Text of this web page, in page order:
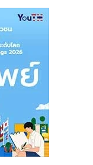
ตรทองฉบับ
เห็นประชา
ชชาสุขภาพ